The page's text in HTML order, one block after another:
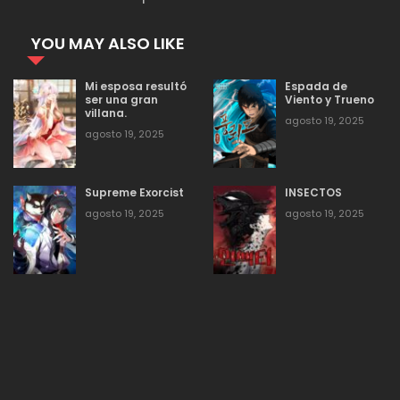
agosto 19, 2025
Capitulo 84 agosto 19, 2025 37
Capitulo 83 agosto 19, 2025 43
Capitulo 82 44
YOU MAY ALSO LIKE
Mi esposa resultó
ser una gran
villana.
agosto 19, 2025
Espada de
Viento y Trueno
agosto 19, 2025
Supreme Exorcist
agosto 19, 2025
INSECTOS
agosto 19, 2025